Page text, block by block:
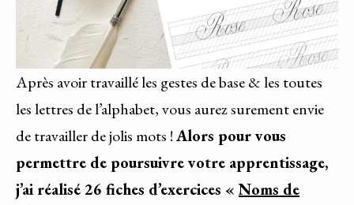
Après avoir travaillé les gestes de base & les toutes
les lettres de l’alphabet, vous aurez surement envie
de travailler de jolis mots !Alors pour vous
permettre de poursuivre votre apprentissage,
j’ai réalisé 26 fiches d’exercices «Noms de